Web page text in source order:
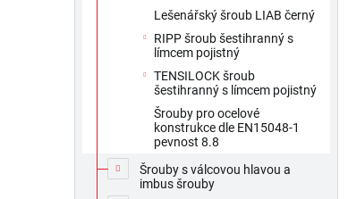
Lešenářský šroub LIAB černý
RIPP šroub šestihranný s
límcem pojistný
TENSILOCK šroub
šestihranný s límcem pojistný
Šrouby pro ocelové
konstrukce dle EN15048-1
pevnost 8.8
Šrouby s válcovou hlavou a
imbus šrouby